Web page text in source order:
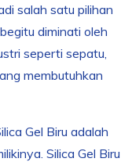
salah satu pilihan
diminati oleh
seperti sepatu,
membutuhkan
Gel Biru adalah
Silica Gel Biru